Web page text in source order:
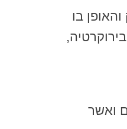
בו
ואשר